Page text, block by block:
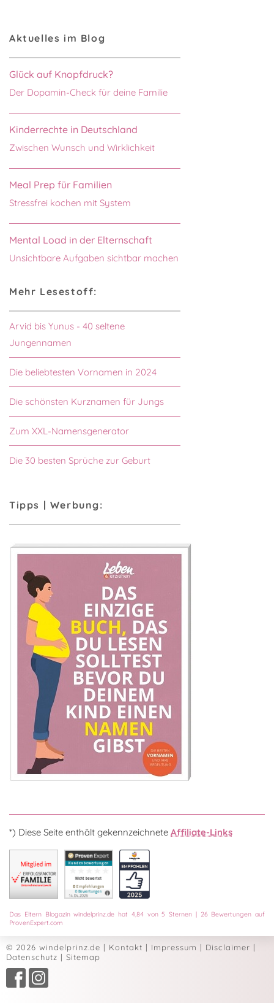
Aktuelles im Blog
Glück auf Knopfdruck?
Der Dopamin-Check für deine Familie
Kinderrechte in Deutschland
Zwischen Wunsch und Wirklichkeit
Meal Prep für Familien
Stressfrei kochen mit System
Mental Load in der Elternschaft
Unsichtbare Aufgaben sichtbar machen
Mehr Lesestoff:
Arvid bis Yunus - 40 seltene
Jungennamen
Die beliebtesten Vornamen in 2024
Die schönsten Kurznamen für Jungs
Zum XXL-Namensgenerator
Die 30 besten Sprüche zur Geburt
Tipps | Werbung:
*) Diese Seite enthält gekennzeichnete Affiliate-Links
Das Eltern Blogazin windelprinz.de hat 4,84von5 Sternen | 26Bewertungen auf
ProvenExpert.com
© 2026 windelprinz.de | Kontakt | Impressum | Disclaimer |
Datenschutz | Sitemap